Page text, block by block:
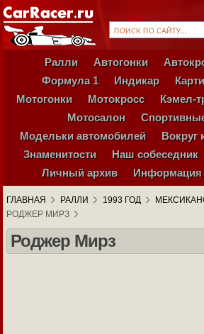
Ралли Автогонки
Формула 1
Индикар
Мотогонки
Мотокросс Кэмел-
Мотосалон
Модельки автомобилей
Вокруг
Знаменитости
Наш собеседник
Личный архив
Информация
ГЛАВНАЯ РАЛЛИ 1993 ГОД
РОДЖЕР МИРЗ
Роджер Мирз